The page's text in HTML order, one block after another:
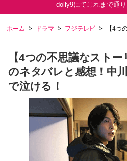
dolly9にてこれまで通り
ホーム ドラマ フジテレビ 【4つ
【4つの不思議なストー
のネタバレと感想！中
で泣ける！